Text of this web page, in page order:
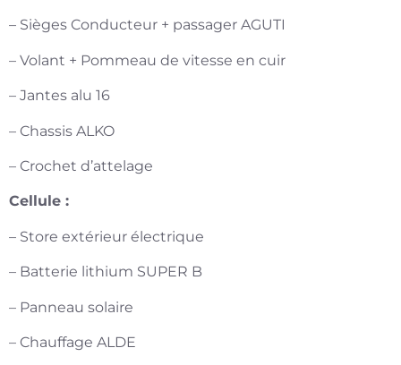
– Sièges Conducteur + passager AGUTI
– Volant + Pommeau de vitesse en cuir
– Jantes alu 16
– Chassis ALKO
– Crochet d’attelage
Cellule :
– Store extérieur électrique
– Batterie lithium SUPER B
– Panneau solaire
– Chauffage ALDE